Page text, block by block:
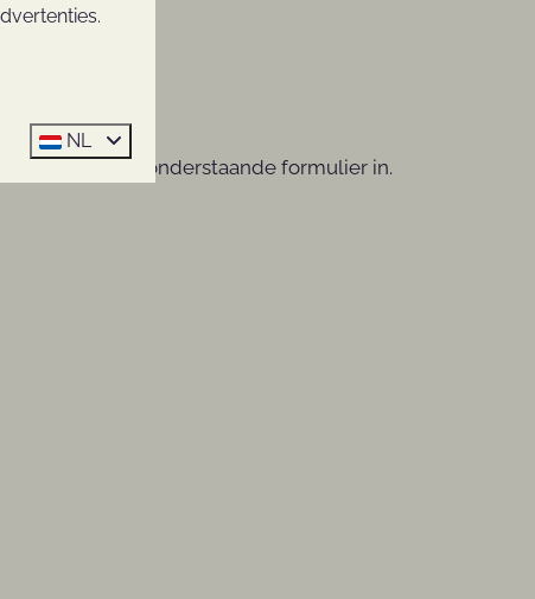
, of vul het onderstaande formulier in.
NL